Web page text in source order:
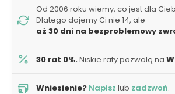
Od 2006 roku wiemy, co jest dla
Dlatego dajemy Ci nie 14, ale
aż 30 dni na bezproblemowy
30 rat 0%.Niskie raty pozwolą na
Wniesienie? Napisz lub zadzwoń.